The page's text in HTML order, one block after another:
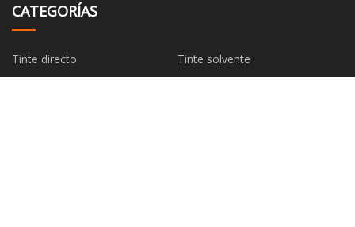
CATEGORÍAS
Tinte directo
Tinte solvente